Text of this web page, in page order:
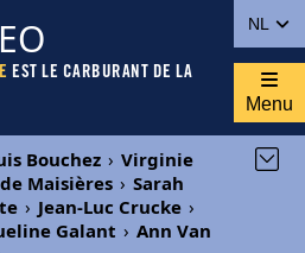
NL
EST LE CARBURANT DE LA
Menu
Bouchez › Virginie
Maisières › Sarah
› Jean-Luc Crucke ›
Galant › Ann Van